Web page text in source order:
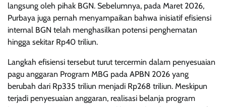
langsung oleh pihak BGN. Sebelumnya, pada Maret 2026,
Purbaya juga pernah menyampaikan bahwa inisiatif efisiensi
internal BGN telah menghasilkan potensi penghematan
hingga sekitar Rp40 triliun.
Langkah efisiensi tersebut turut tercermin dalam penyesuaian
pagu anggaran Program MBG pada APBN 2026 yang
berubah dari Rp335 triliun menjadi Rp268 triliun. Meskipun
terjadi penyesuaian anggaran, realisasi belanja program